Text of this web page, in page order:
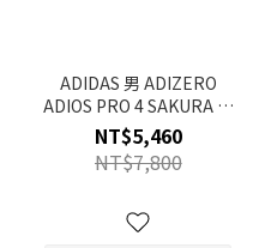
ADIDAS 男 ADIZERO
ADIOS PRO 4 SAKURA 慢
跑鞋 - JQ4445
NT$5,460
NT$7,800